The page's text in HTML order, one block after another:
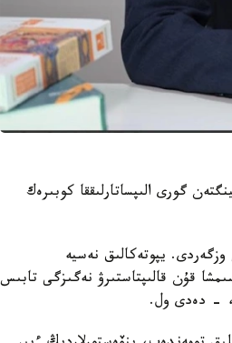
گورى الىپساتارلىققا كوبىرەك
وزگەردى. يپوتەكالىق نەسيە
قۇن قالىپتاستىرۋ نەگىزگى تابىس
- دەدى ول.